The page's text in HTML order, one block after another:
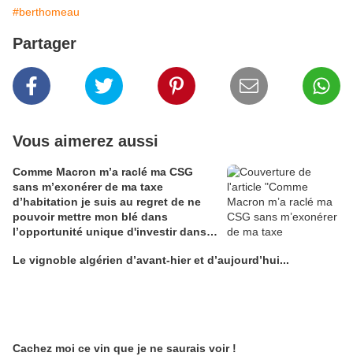
#berthomeau
Partager
Vous aimerez aussi
Comme Macron m’a raclé ma CSG
sans m’exonérer de ma taxe
d’habitation je suis au regret de ne
pouvoir mettre mon blé dans
l’opportunité unique d'investir dans
Alain Edouard
Le vignoble algérien d’avant-hier et d’aujourd’hui...
Cachez moi ce vin que je ne saurais voir !